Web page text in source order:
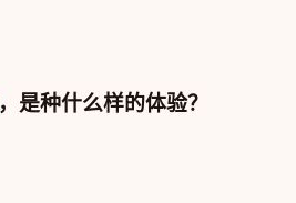
，是种什么样的体验？